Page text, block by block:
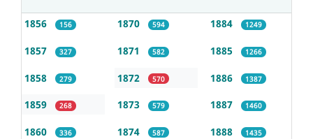
1856 156
1857 327
1858 279
1859 268
1860 336
1870 594
1871 582
1872 570
1873 579
1874 587
1884 1249
1885 1266
1886 1387
1887 1460
1888 1435